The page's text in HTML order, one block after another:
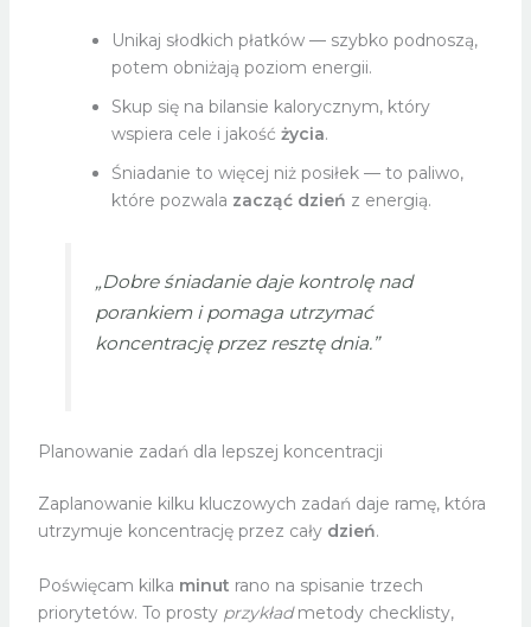
Unikaj słodkich płatków — szybko podnoszą,
potem obniżają poziom energii.
Skup się na bilansie kalorycznym, który
wspiera cele i jakość życia.
Śniadanie to więcej niż posiłek — to paliwo,
które pozwala zacząć dzień z energią.
„Dobre śniadanie daje kontrolę nad
porankiem i pomaga utrzymać
koncentrację przez resztę dnia.”
Planowanie zadań dla lepszej koncentracji
Zaplanowanie kilku kluczowych zadań daje ramę, która
utrzymuje koncentrację przez cały dzień.
Poświęcam kilka minut rano na spisanie trzech
priorytetów. To prosty przykładmetody checklisty,